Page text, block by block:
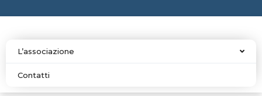
L’associazione
Contatti